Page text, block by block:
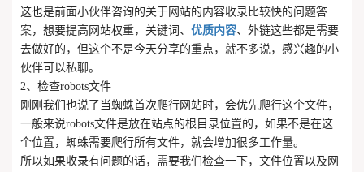
这也是前面小伙伴咨询的关于网站的内容收录比较快的问题答
案，想要提高网站权重，关键词、 优质内容、外链这些都是需要
去做好的，但这个不是今天分享的重点，就不多说，感兴趣的小
伙伴可以私聊。
2、检查robots文件
刚刚我们也说了当蜘蛛首次爬行网站时，会优先爬行这个文件，
一般来说robots文件是放在站点的根目录位置的，如果不是在这
个位置，蜘蛛需要爬行所有文件，就会增加很多工作量。
所以如果收录有问题的话，需要我们检查一下，文件位置以及网